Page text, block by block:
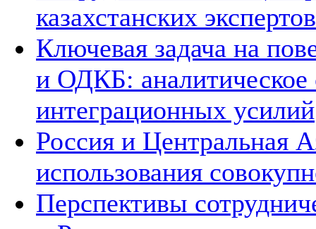
казахстанских экспертов
Ключевая задача на
и ОДКБ: аналитическое
интеграционных усилий
Россия и Центральная
использования
Перспективы